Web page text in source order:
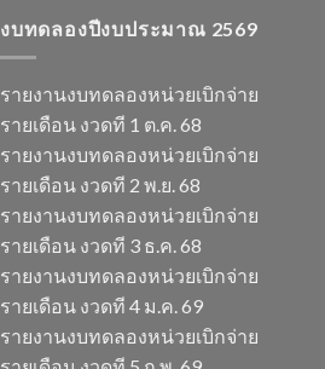
งบทดลองปีงบประมาณ 2569
รายงานงบทดลองหน่วยเบิกจ่าย
รายเดือน งวดที 1 ต.ค. 68
รายงานงบทดลองหน่วยเบิกจ่าย
รายเดือน งวดที 2 พ.ย. 68
รายงานงบทดลองหน่วยเบิกจ่าย
รายเดือน งวดที 3 ธ.ค. 68
รายงานงบทดลองหน่วยเบิกจ่าย
รายเดือน งวดที 4 ม.ค. 69
รายงานงบทดลองหน่วยเบิกจ่าย